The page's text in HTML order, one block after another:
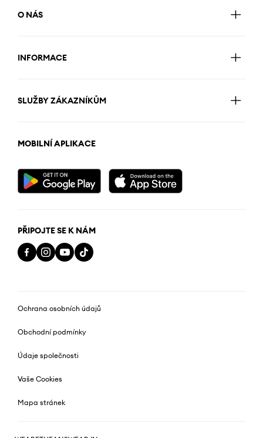
O NÁS
INFORMACE
SLUŽBY ZÁKAZNÍKŮM
MOBILNÍ APLIKACE
PŘIPOJTE SE K NÁM
Ochrana osobních údajů
Obchodní podmínky
Údaje společnosti
Vaše Cookies
Mapa stránek